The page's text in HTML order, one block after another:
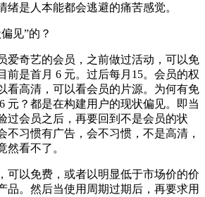
绪是人本能都会逃避的痛苦感觉。
见”的？
爱奇艺的会员，之前做过活动，可以免
前是首月 6 元。过后每月15。会员的权
看高清，可以看会员的片源。为何有免
元？都是在构建用户的现状偏见。即当
过会员之后，再要回到不是会员的状
不习惯有广告，会不习惯，不是高清，
然看不了。
可以免费，或者以明显低于市场价的价
品。然后当使用周期过期后，再要求用